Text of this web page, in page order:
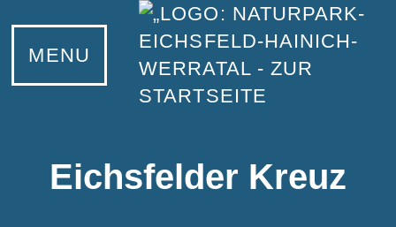
MENU
Eichsfelder Kreuz
INFORMIEREN
Unser Naturpark
UNSER NATURPARK
Eichsfeld
ERLEBEN
Wandern
LERNEN
Bildungsangebote
KONTAKT
Ansprechpartner